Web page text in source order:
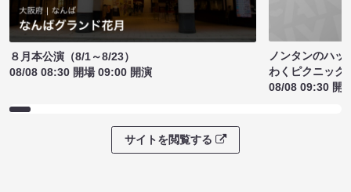
８月本公演（8/1～8/23）
08/08 08:30 開場 09:00 開演
ノンタンのハッ
わくピクニック
08/08 09:30 開
サイトを閲覧する